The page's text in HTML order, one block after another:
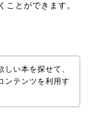
ことができます。
い本を探せて、
ンテンツを利用す